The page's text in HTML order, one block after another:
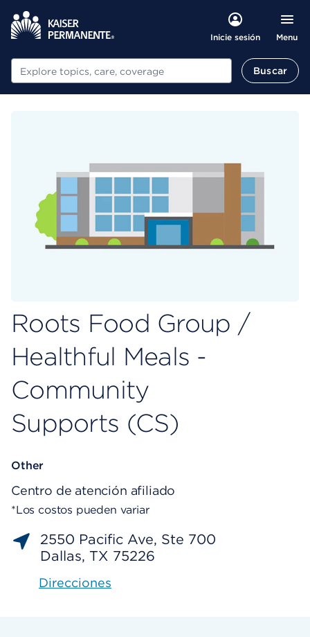
Inicie sesión Menu
Buscar Buscar
Roots Food Group /
Healthful Meals -
Community
Supports (CS)
Other
Centro de atención afiliado
*Los costos pueden variar
2550 Pacific Ave, Ste 700
Dallas, TX 75226
Direcciones